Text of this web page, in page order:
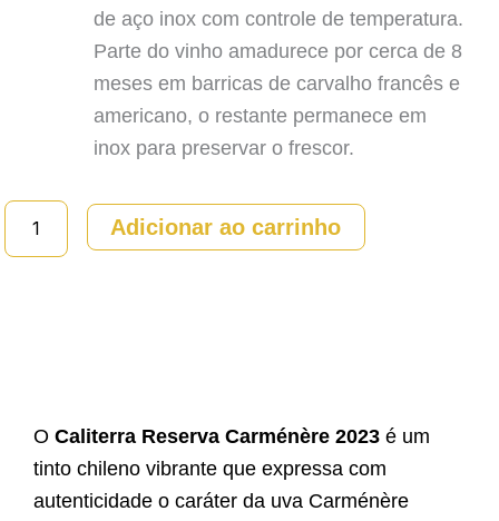
de aço inox com controle de temperatura.
Parte do vinho amadurece por cerca de 8
meses em barricas de carvalho francês e
americano, o restante permanece em
inox para preservar o frescor.
CALITERRA
RESERVA
-
Adicionar ao carrinho
O Caliterra Reserva Carménère 2023 é um
tinto chileno vibrante que expressa com
autenticidade o caráter da uva Carménère